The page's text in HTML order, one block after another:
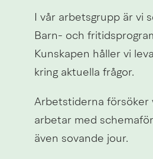
I vår arbetsgrupp är vi
Barn- och
Kunskapen håller vi
kring aktuella frågor.
Arbetstiderna försöker
arbetar med
även sovande jour.